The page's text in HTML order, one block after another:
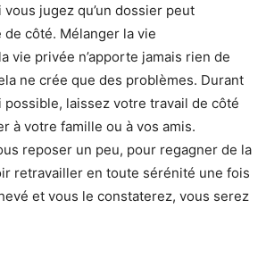
jugez qu’un dossier peut
côté. Mélanger la vie
vie privée n’apporte jamais rien de
ne crée que des problèmes. Durant
laissez votre travail de côté
à votre famille ou à vos amis.
reposer un peu, pour regagner de la
retravailler en toute sérénité une fois
et vous le constaterez, vous serez